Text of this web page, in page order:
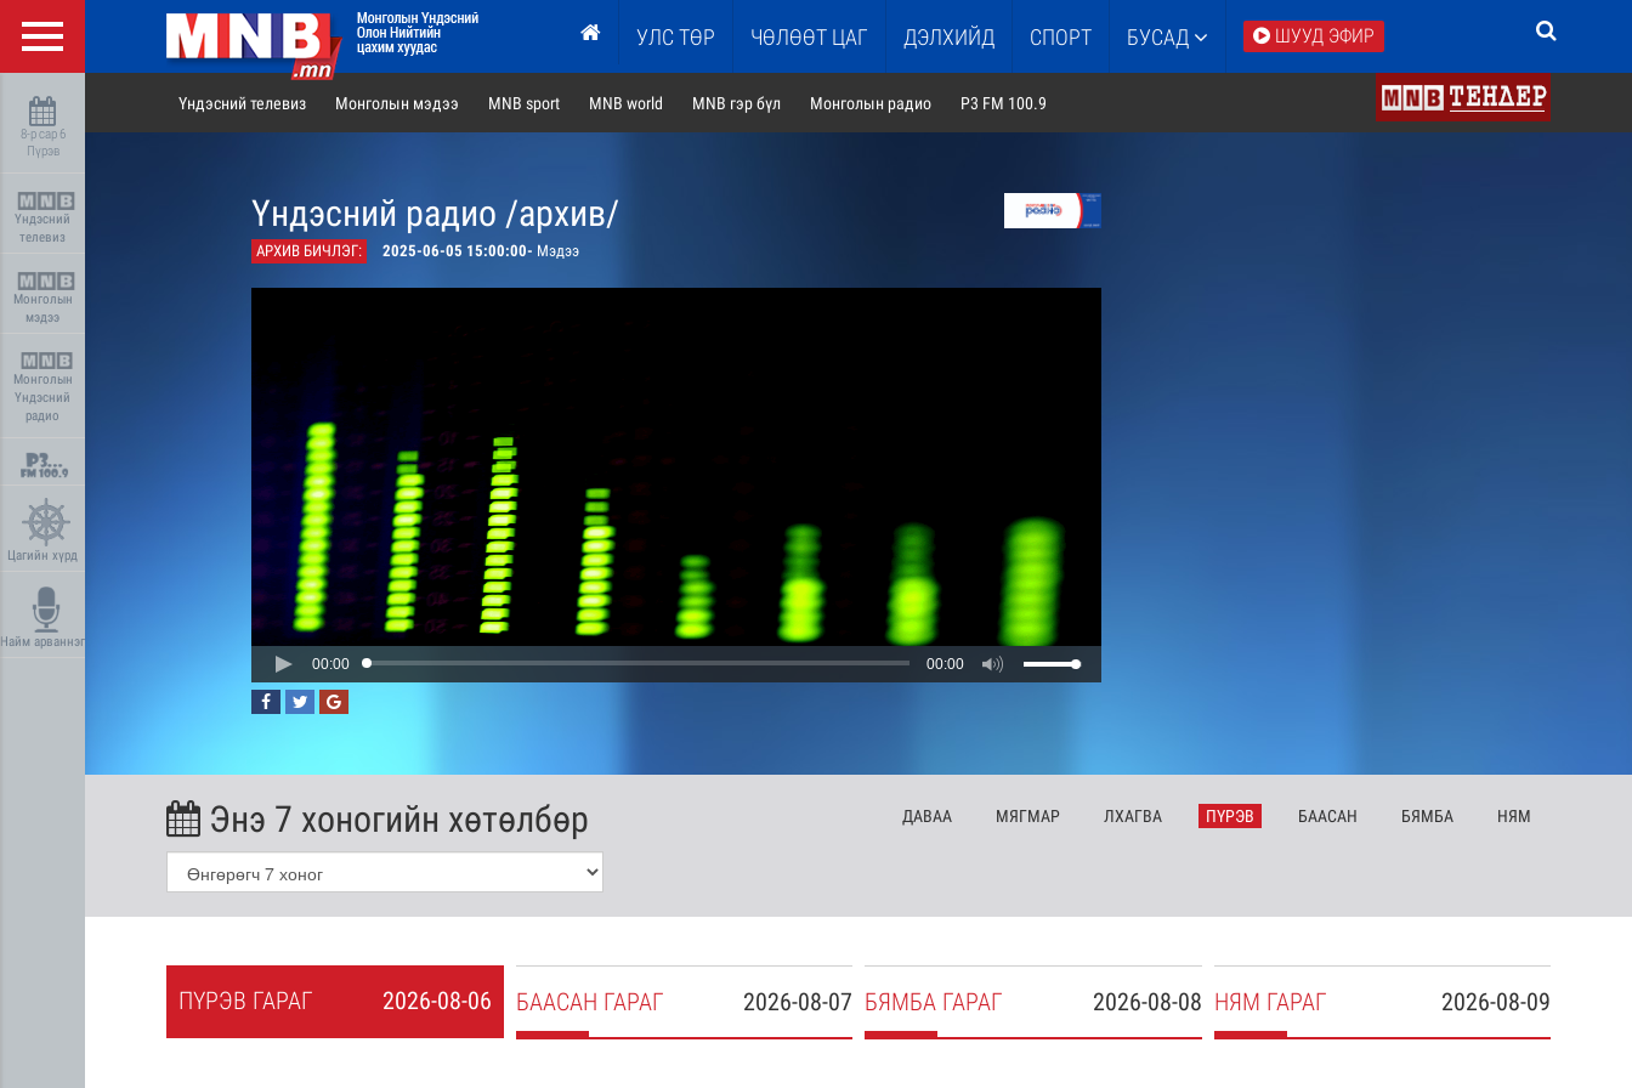
УЛС ТӨР ЧӨЛӨӨТ ЦАГ ДЭЛХИЙД СПОРТ БУСАД ШУУД ЭФИР
8-р сар 6
Пүрэв
Үндэсний
телевиз
Монголын
мэдээ
Монголын
Үндэсний
радио
Цагийн хүрд
Найм арваннэг
Үндэсний телевиз Монголын мэдээ MNB sport MNB world MNB гэр бүл Монголын радио P3 FM 100.9
Үндэсний радио /архив/
АРХИВ БИЧЛЭГ: 2025-06-05 15:00:00- Мэдээ
00:00 00:00
Энэ 7 хоногийн хөтөлбөр ДАВАА МЯГМАР ЛХАГВА ПҮРЭВ БААСАН БЯМБА НЯМ
2026-08-06
ПҮРЭВ ГАРАГ 2026-08-07
БААСАН ГАРАГ 2026-08-08
БЯМБА ГАРАГ 2026-08-09
НЯМ ГАРАГ